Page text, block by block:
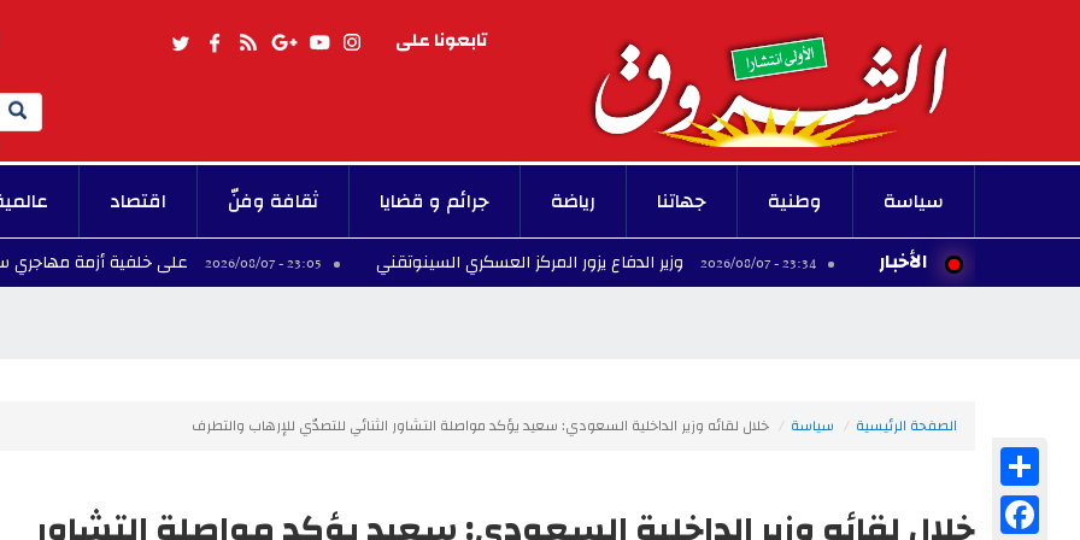
تابعونا على
Search
سياسة وطنية جهاتنا رياضة جرائم و قضايا ثقافة وفنّ اقتصاد
الأخبار
23:34 - 2026/08/07 وزير الدفاع يزور المركز العسكري السينوتقني 23:05 - 2026/08/07 على خلفية أزمة مهاجري سبتة..
الصفحة الرئيسية سياسة خلال لقائه وزير الداخلية السعودي: سعيد يؤكد مواصلة التشاور الثنائي للتصدّي للإرهاب والتطرف
Facebook